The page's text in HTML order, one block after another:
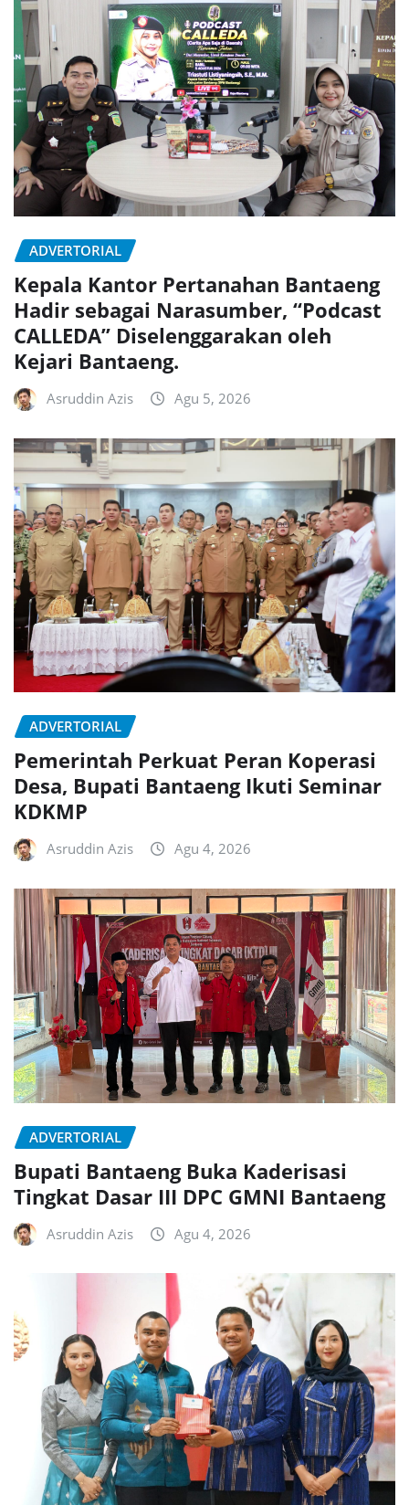
ADVERTORIAL
Kepala Kantor Pertanahan Bantaeng
Hadir sebagai Narasumber, “Podcast
CALLEDA” Diselenggarakan oleh
Kejari Bantaeng.
Asruddin Azis Agu 5, 2026
ADVERTORIAL
Pemerintah Perkuat Peran Koperasi
Desa, Bupati Bantaeng Ikuti Seminar
KDKMP
Asruddin Azis Agu 4, 2026
ADVERTORIAL
Bupati Bantaeng Buka Kaderisasi
Tingkat Dasar III DPC GMNI Bantaeng
Asruddin Azis Agu 4, 2026